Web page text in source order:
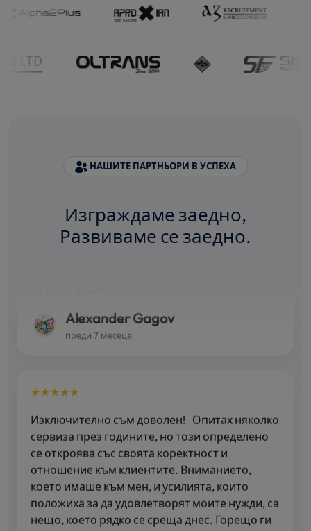
НАШИТЕ ПАРТНЬОРИ В УСПЕХА
Изграждаме заедно,
Развиваме се заедно.
Бързи, точни и коректни! Може да се разчита
на моженето им. Няколко години ползвам
преди 7 месеца
сервиза през годините, но този определено
се откроява със своята коректност и
отношение към клиентите. Вниманието,
което имаше към мен, и усилията, които
положиха за да удовлетворят моите нужди, са
нещо, което рядко се среща днес. Горещо ги
препоръчвам!